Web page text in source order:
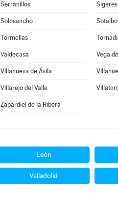
Serranillos Sigeres
Solosancho Sotalbo
Tormellas
Valdecasa Vega
Villanueva de Ávila
Villarejo del Valle
Zapardiel de la Ribera
León
Valladolid